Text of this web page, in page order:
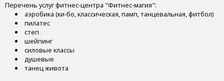
Перечень услуг фитнес-центра "Фитнес-магия":
аэробика (ки-бо, классическая, памп, танцевальная, фитбол)
пилатес
степ
шейпинг
силовые классы
душевые
танец живота